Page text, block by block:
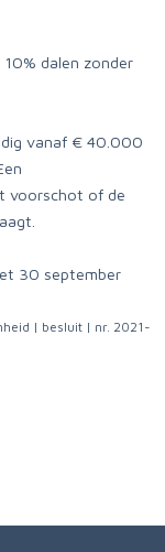
dalen zonder
vanaf € 40.000
voorschot of de
30 september
| besluit | nr. 2021-